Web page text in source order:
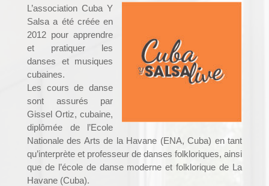
L’association Cuba Y
Salsa a été créée en
2012 pour apprendre
et pratiquer les
danses et musiques
cubaines.
Les cours de danse
sont assurés par
Gissel Ortiz, cubaine,
diplômée de l’Ecole
Nationale des Arts de la Havane (ENA, Cuba) en tant
qu’interprète et professeur de danses folkloriques, ainsi
que de l’école de danse moderne et folklorique de La
Havane (Cuba).